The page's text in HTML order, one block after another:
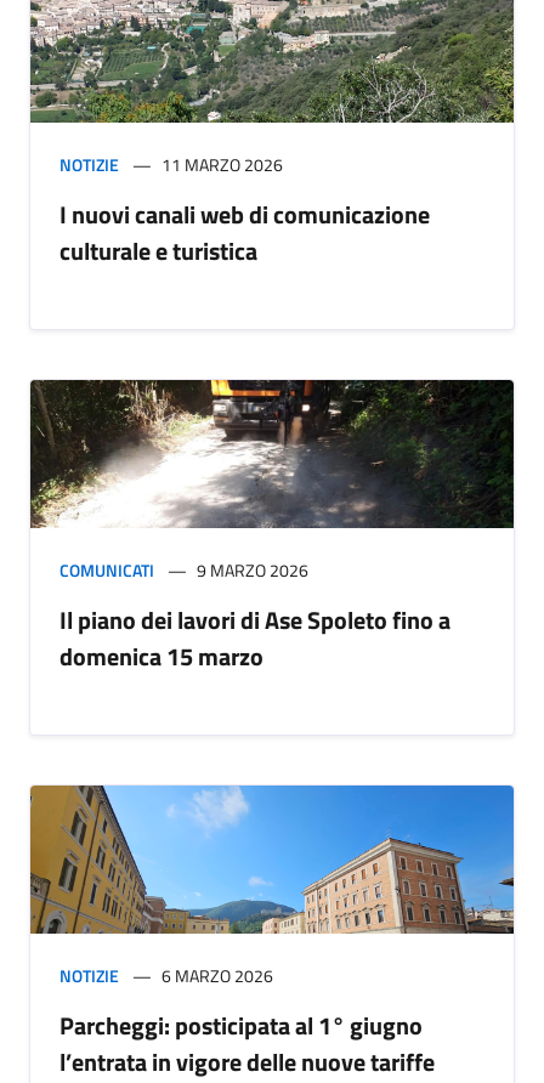
NOTIZIE 11 MARZO 2026
I nuovi canali web di comunicazione
culturale e turistica
COMUNICATI 9 MARZO 2026
Il piano dei lavori di Ase Spoleto fino a
domenica 15 marzo
NOTIZIE 6 MARZO 2026
Parcheggi: posticipata al 1° giugno
l’entrata in vigore delle nuove tariffe